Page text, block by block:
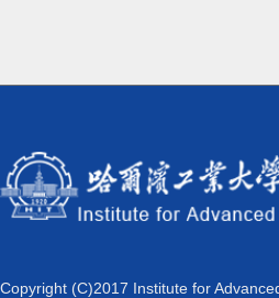
Copyright (C)2017 Institute for